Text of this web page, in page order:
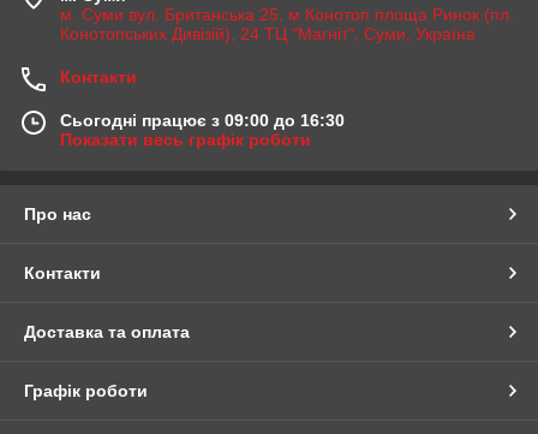
м. Суми вул. Британська 25, м Конотоп площа Ринок (пл.
Конотопських Дивізій), 24 ТЦ "Магніт", Суми, Україна
Контакти
Сьогодні працює з 09:00 до 16:30
Показати весь графік роботи
Про нас
Контакти
Доставка та оплата
Графік роботи